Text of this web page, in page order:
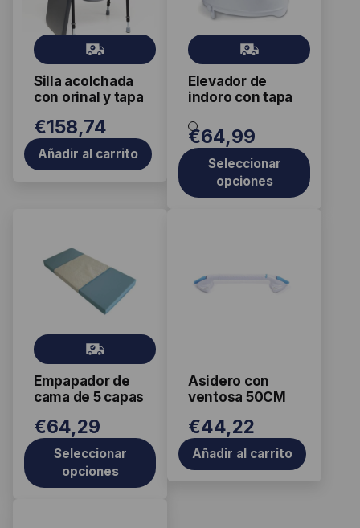
Silla acolchada
con orinal y tapa
Gr
ati
s
€158,74
Añadir al carrito
Elevador de
indoro con tapa
Gr
ati
s
€64,99
Seleccionar
opciones
variantes.
opciones
pueden
en
la
página
de
Empapador de
cama de 5 capas
Gr
ati
s
€64,29
Seleccionar
opciones
producto
tiene
múltiples
opciones
pueden
en
la
página
de
Asidero con
ventosa 50CM
€44,22
Añadir al carrito